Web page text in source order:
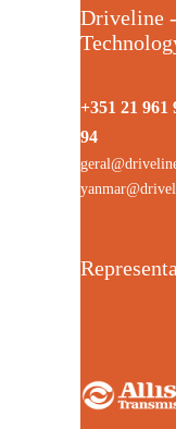
Driveline
+351 21 961
94